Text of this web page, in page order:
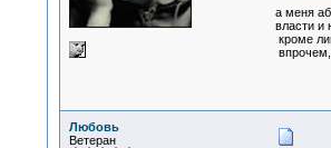
а меня
власти и
кроме
Любовь
Ветеран